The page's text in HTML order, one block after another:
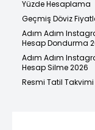
Yüzde Hesaplama
Geçmiş Döviz
Adım Adım
Hesap Dondurma
Adım Adım
Hesap Silme 2026
Resmi Tatil Takvimi